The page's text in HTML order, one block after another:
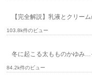
【完全解説】乳液とクリー
103.8k件のビュー
冬に起こる太もものかゆみ
84.2k件のビュー